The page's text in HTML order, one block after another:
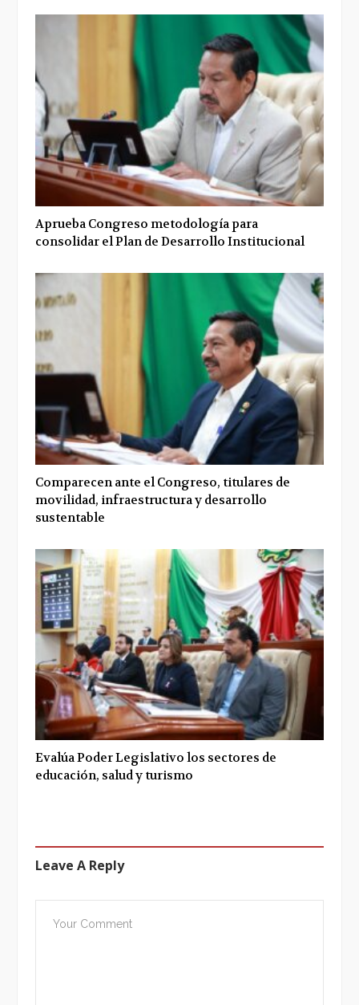
Aprueba Congreso metodología para
consolidar el Plan de Desarrollo Institucional
Comparecen ante el Congreso, titulares de
movilidad, infraestructura y desarrollo
sustentable
Evalúa Poder Legislativo los sectores de
educación, salud y turismo
Leave A Reply